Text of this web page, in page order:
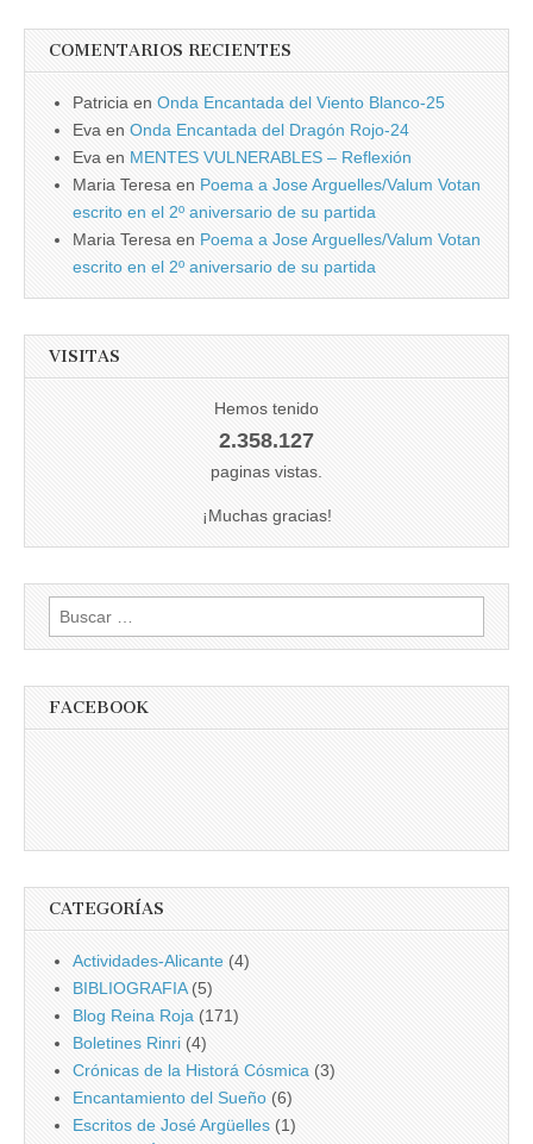
COMENTARIOS RECIENTES
Patricia en Onda Encantada del Viento Blanco-25
Eva en Onda Encantada del Dragón Rojo-24
Eva en MENTES VULNERABLES – Reflexión
Maria Teresa en Poema a Jose Arguelles/Valum Votan
escrito en el 2º aniversario de su partida
Maria Teresa en Poema a Jose Arguelles/Valum Votan
escrito en el 2º aniversario de su partida
VISITAS
Hemos tenido
2.358.127
paginas vistas.
¡Muchas gracias!
Buscar:
FACEBOOK
CATEGORÍAS
Actividades-Alicante (4)
BIBLIOGRAFIA(5)
Blog Reina Roja (171)
Boletines Rinri (4)
Crónicas de la Historá Cósmica (3)
Encantamiento del Sueño (6)
Escritos de José Argüelles (1)